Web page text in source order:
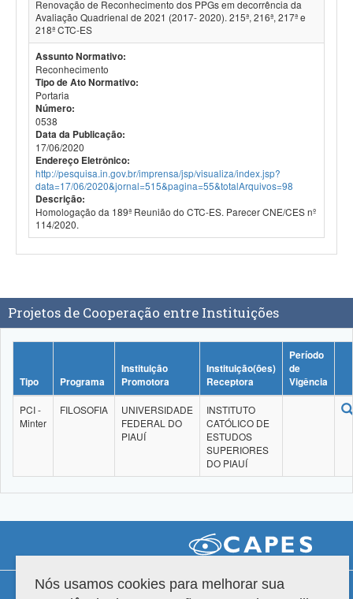
Renovação de Reconhecimento dos PPGs em decorrência da
Avaliação Quadrienal de 2021 (2017- 2020). 215ª, 216ª, 217ª e
218ª CTC-ES
Assunto Normativo:
Reconhecimento
Tipo de Ato Normativo:
Portaria
Número:
0538
Data da Publicação:
17/06/2020
Endereço Eletrônico:
http://pesquisa.in.gov.br/imprensa/jsp/visualiza/index.jsp?
data=17/06/2020&jornal=515&pagina=55&totalArquivos=98
Descrição:
Homologação da 189ª Reunião do CTC-ES. Parecer CNE/CES nº
114/2020.
Projetos de Cooperação entre Instituições
Tipo Programa
Instituição
Promotora
Instituição(ões)
Receptora
Período
de
Vigência
PCI -
Minter
FILOSOFIA
UNIVERSIDADE
FEDERAL DO
PIAUÍ
INSTITUTO
CATÓLICO DE
ESTUDOS
SUPERIORES
DO PIAUÍ
Compatibilidade
Nós usamos cookies para melhorar sua